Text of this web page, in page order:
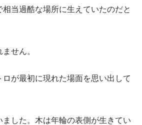
当過酷な場所に生えていたのだと
せん。
が最初に現れた場面を思い出して
した。木は年輪の表側が生きてい